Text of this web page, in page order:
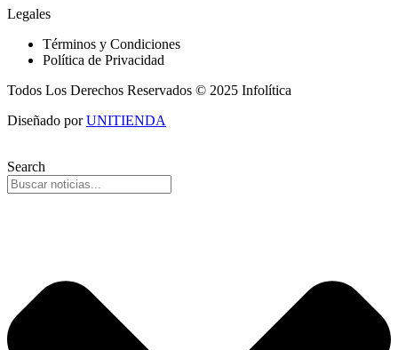
Legales
Términos y Condiciones
Política de Privacidad
Todos Los Derechos Reservados © 2025 Infolítica
Diseñado porUNITIENDA
Search